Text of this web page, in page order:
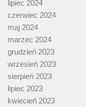
lipiec 2024
czerwiec 2024
maj 2024
marzec 2024
grudzień 2023
wrzesień 2023
sierpień 2023
lipiec 2023
kwiecień 2023